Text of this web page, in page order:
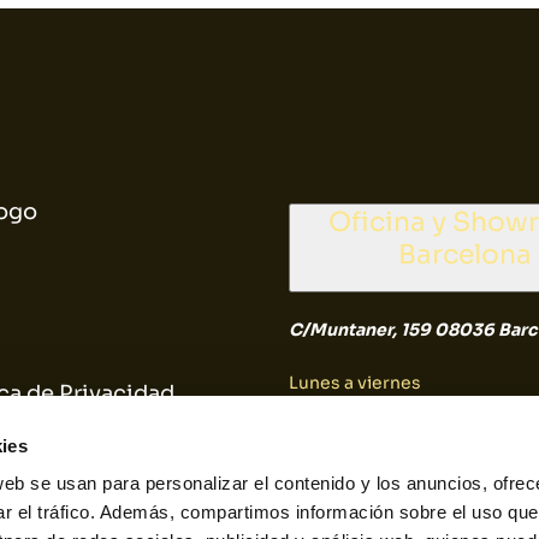
se usan para personalizar el contenido y los anuncios,
el tráfico. Además, compartimos información sobre el uso
de Privacidad
de Cookies
Oficina y
Barcelona
C/Muntaner, 159 08036
Lunes a viernes
Sábado y Domingo